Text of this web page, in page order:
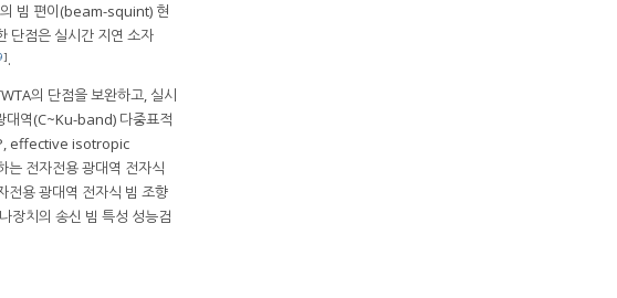
의 빔 편이(beam-squint) 현
단점은 실시간 지연 소자
].
의 단점을 보완하고, 실시
대역(C~Ku-band) 다중표적
effective isotropic
전자전용 광대역 전자식
전용 광대역 전자식 빔 조향
장치의 송신 빔 특성 성능검